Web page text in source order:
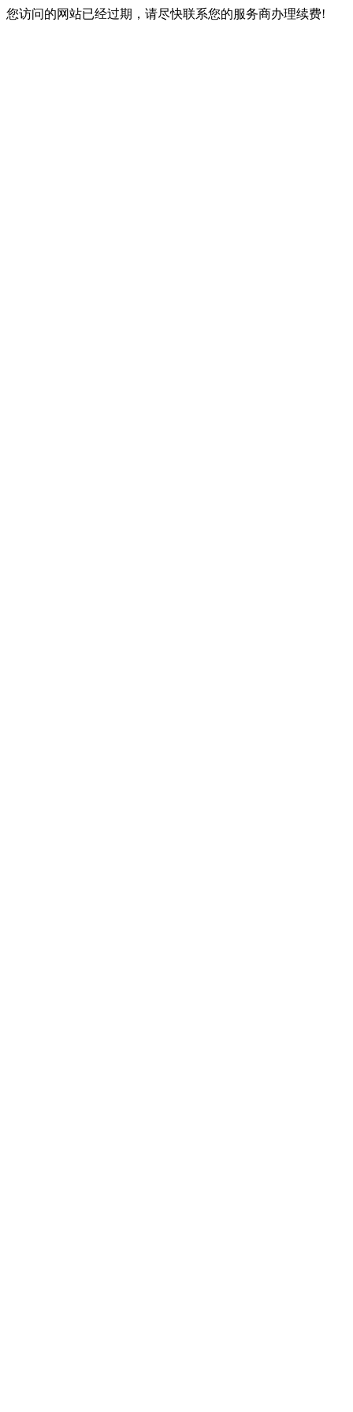
您访问的网站已经过期，请尽快联系您的服务商办理续费!